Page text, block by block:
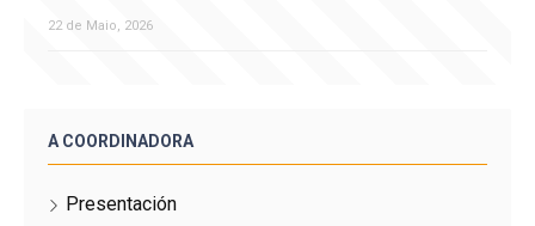
22 de Maio, 2026
A COORDINADORA
Presentación